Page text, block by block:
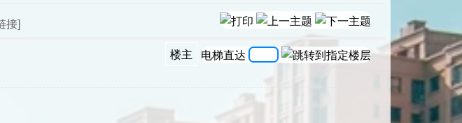
接]
电梯直达
楼主